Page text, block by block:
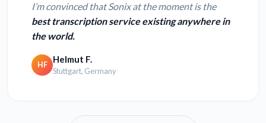
I’m convinced that Sonix at the moment is the
best transcription service existing anywhere in
the world.
HF Helmut F.
Stuttgart, Germany